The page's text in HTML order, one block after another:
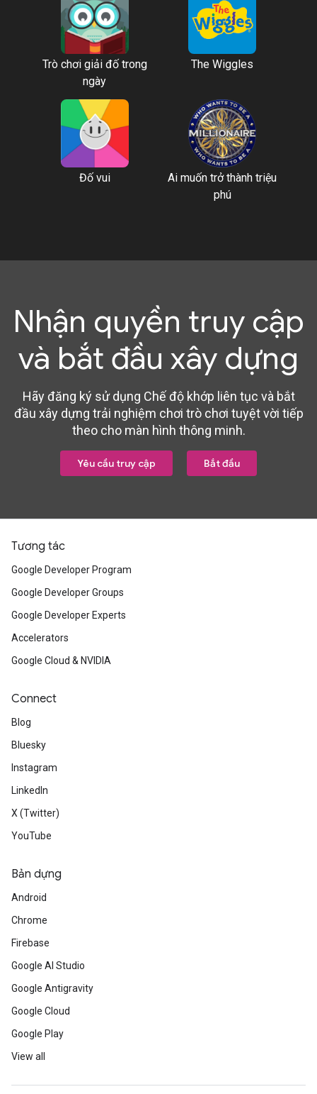
Trò chơi giải đố trong
ngày
The Wiggles
Đố vui
Ai muốn trở thành triệu
phú
Nhận quyền truy cập
và bắt đầu xây dựng
Hãy đăng ký sử dụng Chế độ khớp liên tục và bắt
đầu xây dựng trải nghiệm chơi trò chơi tuyệt vời tiếp
theo cho màn hình thông minh.
Yêu cầu truy cập Bắt đầu
Tương tác
Google Developer Program
Google Developer Groups
Google Developer Experts
Accelerators
Google Cloud & NVIDIA
Connect
Blog
Bluesky
Instagram
LinkedIn
X (Twitter)
YouTube
Bản dựng
Android
Chrome
Firebase
Google AI Studio
Google Antigravity
Google Cloud
Google Play
View all